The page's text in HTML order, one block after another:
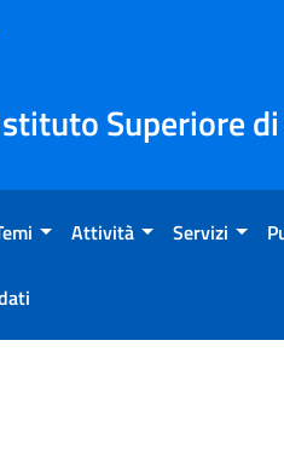
Superiore
Attività Servizi
Ricerca -